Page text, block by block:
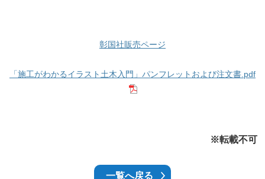
彰国社販売ページ
「施工がわかるイラスト土木入門」パンフレットおよび注文書.pdf
※転載不可
一覧へ戻る